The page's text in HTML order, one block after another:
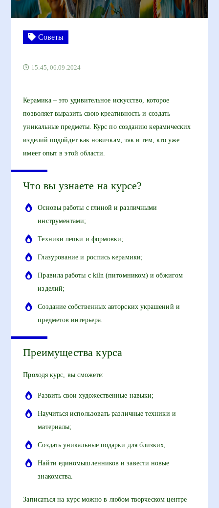
Советы
15:45, 06.09.2024
Керамика – это удивительное искусство, которое
позволяет выразить свою креативность и создать
уникальные предметы. Курс по созданию керамических
изделий подойдет как новичкам, так и тем, кто уже
имеет опыт в этой области.
Что вы узнаете на курсе?
Основы работы с глиной и различными
инструментами;
Техники лепки и формовки;
Глазурование и роспись керамики;
Правила работы с kiln (питомником) и обжигом
изделий;
Создание собственных авторских украшений и
предметов интерьера.
Преимущества курса
Проходя курс, вы сможете:
Развить свои художественные навыки;
Научиться использовать различные техники и
материалы;
Создать уникальные подарки для близких;
Найти единомышленников и завести новые
знакомства.
Записаться на курс можно в любом творческом центре